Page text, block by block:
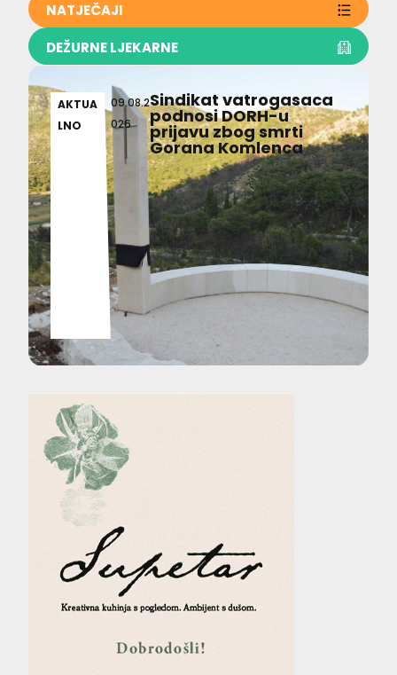
NATJEČAJI
DEŽURNE LJEKARNE
AKTUA
LNO
09.08.2
026
Sindikat vatrogasaca
podnosi DORH-u
prijavu zbog smrti
Gorana Komlenca